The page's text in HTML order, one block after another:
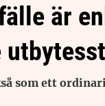
är
som ett